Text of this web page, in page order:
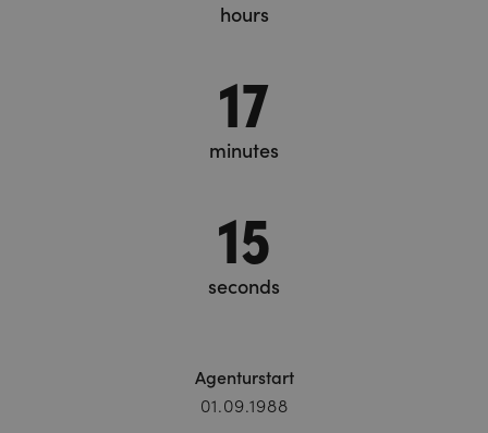
hours
17
minutes
17
seconds
Agenturstart
01.09.1988